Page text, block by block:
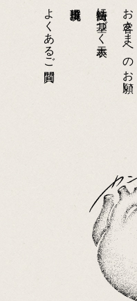
お客さまへのお願い
特商法に基づく表示
よくあるご質問